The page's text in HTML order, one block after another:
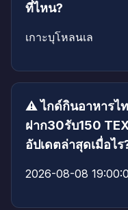
ที่ไหน?
เกาะบุโหลนเล
⚠️ ไกด์กินอาหารไ
ฝาก30รับ150
อัปเดตล่าสุดเมื่อไร
2026-08-08